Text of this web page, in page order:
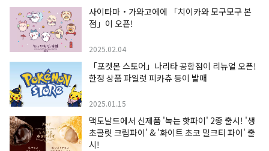
사이타마・가와고에에 「치이카와 모구모구 본
점」이 오픈!
2025.02.04
「포켓몬 스토어」나리타 공항점이 리뉴얼 오픈!
한정 상품 파일럿 피카츄 등이 발매
2025.01.15
맥도날드에서 신제품 '녹는 핫파이' 2종 출시! '생
초콜릿 크림파이' & '화이트 초코 밀크티 파이' 출
시!